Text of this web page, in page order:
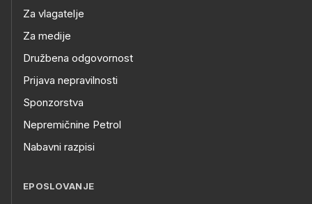
Za vlagatelje
Za medije
Družbena odgovornost
Prijava nepravilnosti
Sponzorstva
Nepremičnine Petrol
Nabavni razpisi
EPOSLOVANJE